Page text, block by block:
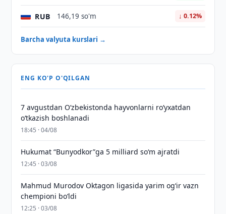
RUB 146,19 so'm ↓ 0.12%
Barcha valyuta kurslari →
ENG KO'P O'QILGAN
7 avgustdan O‘zbekistonda hayvonlarni ro‘yxatdan
o‘tkazish boshlanadi
18:45 · 04/08
Hukumat “Bunyodkor”ga 5 milliard so‘m ajratdi
12:45 · 03/08
Mahmud Murodov Oktagon ligasida yarim og‘ir vazn
chempioni bo‘ldi
12:25 · 03/08